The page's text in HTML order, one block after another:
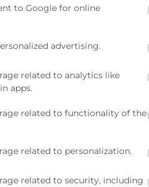
to Google for online
advertising.
related to analytics like
apps.
related to functionality of the
related to personalization.
related to security, including
José
La
serán
ambas